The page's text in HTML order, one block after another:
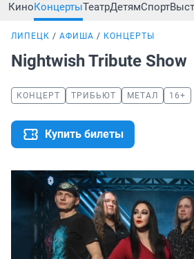
КиноКонцертыТеатрДетямСпорт
ЛИПЕЦК АФИША КОНЦЕРТЫ
Nightwish Tribute Show
КОНЦЕРТ ТРИБЬЮТ МЕТАЛ 16+
Купить билеты